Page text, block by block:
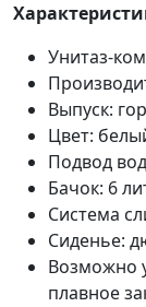
Унитаз-
Выпуск:
Цвет:
Подвод
Бачок: 6
Система
Сиденье:
Возможно
плавное